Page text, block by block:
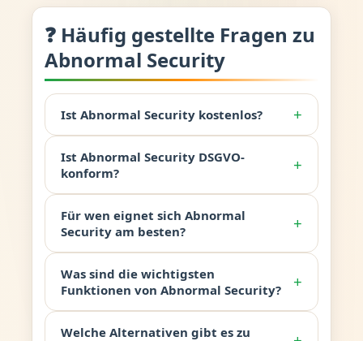
❓ Häufig gestellte Fragen zu
Abnormal Security
Ist Abnormal Security kostenlos? +
Ist Abnormal Security DSGVO-
konform?
+
Für wen eignet sich Abnormal
Security am besten?
+
Was sind die wichtigsten
Funktionen von Abnormal Security?
+
Welche Alternativen gibt es zu